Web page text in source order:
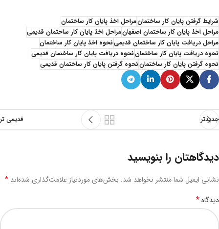
شرایط گرفتن پایان کار ساختمانمراحل اخذ پایان کار ساختمان
مراحل اخذ پایان کار ساختمان اصفهانمراحل اخذ پایان کار ساختمان قدیمی
مراحل دریافت پایان کار ساختمان قدیمینحوه اخذ پایان کار ساختمان
نحوه دریافت پایان کار ساختماننحوه دریافت پایان کار ساختمان قدیمی
نحوه گرفتن پایان کار ساختماننحوه گرفتن پایان کار ساختمان قدیمی
جدیدتر قدیمی تر
دیدگاهتان را بنویسید
نشانی ایمیل شما منتشر نخواهد شد. بخش‌های موردنیاز علامت‌گذاری شده‌اند *
دیدگاه*